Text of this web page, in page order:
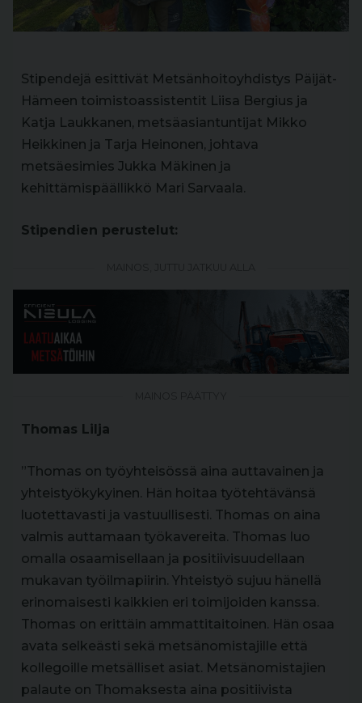
Stipendejä esittivät Metsänhoitoyhdistys Päijät-
Hämeen toimistoassistentit Liisa Bergius ja
Katja Laukkanen, metsäasiantuntijat Mikko
Heikkinen ja Tarja Heinonen, johtava
metsäesimies Jukka Mäkinen ja
kehittämispäällikkö Mari Sarvaala.
Stipendien perustelut:
Thomas Lilja
”Thomas on työyhteisössä aina auttavainen ja
yhteistyökykyinen. Hän hoitaa työtehtävänsä
luotettavasti ja vastuullisesti. Thomas on aina
valmis auttamaan työkavereita. Thomas luo
omalla osaamisellaan ja positiivisuudellaan
mukavan työilmapiirin. Yhteistyö sujuu hänellä
erinomaisesti kaikkien eri toimijoiden kanssa.
Thomas on erittäin ammattitaitoinen. Hän osaa
avata selkeästi sekä metsänomistajille että
kollegoille metsälliset asiat. Metsänomistajien
palaute on Thomaksesta aina positiivista